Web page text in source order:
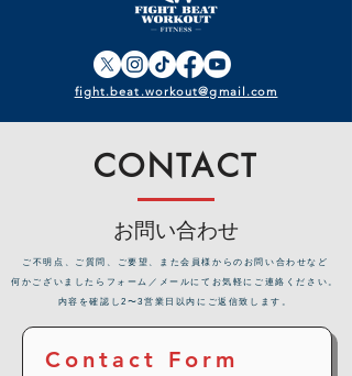
fight.beat.workout@gmail.com
CONTACT
お問い合わせ
​ご不明点、ご質問、ご要望、また会員様からのお問い合わせなど
何かございましたらフォーム／メールにてお気軽にご連絡ください。
内容を確認し2〜3営業日以内にご返信致します。
Contact Form